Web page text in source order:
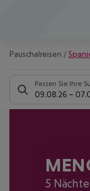
Pauschalreisen /
Passen Sie Ihre
09.08.26 –
5